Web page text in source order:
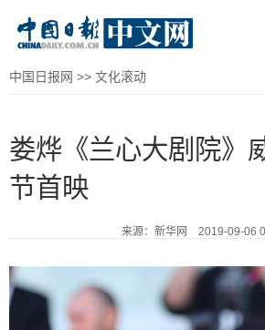
中国日报网 >> 文化滚动
娄烨《兰心大剧院》
节首映
来源：新华网 2019-09-06